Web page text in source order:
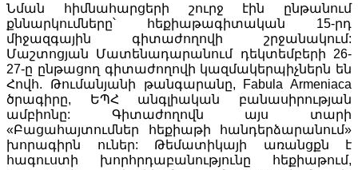
Նման հիմնահարցերի շուրջ էին ընթանում
քննարկումները՝ հեքիաթագիտական 15-րդ
միջազգային գիտաժողովի շրջանակում:
Մաշտոցյան Մատենադարանում դեկտեմբերի 26-
27-ը ընթացող գիտաժողովի կազմակերպիչներն են
Հովհ. Թումանյանի թանգարանը, Fabula Armeniaca
ծրագիրը, ԵՊՀ անգլիական բանասիրության
ամբիոնը: Գիտաժողովն այս տարի
«Բացահայտումներ հեքիաթի հանդերձարանում»
խորագիրն ուներ: Թեմատիկայի առանցքն է
հագուստի խորհրդաբանությունը հեքիաթում,